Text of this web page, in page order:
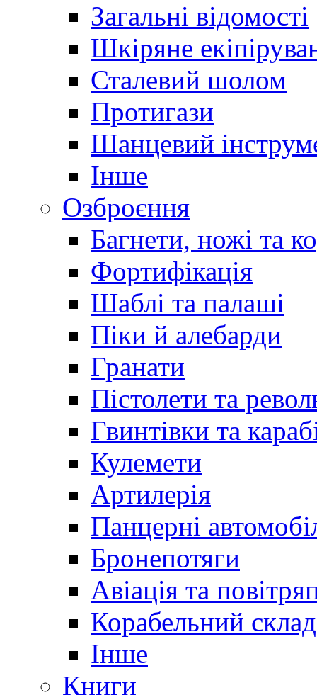
Загальні відомості
Шкіряне
Сталевий шолом
Протигази
Шанцевий
Інше
Озброєння
Багнети, ножі та
Фортифікація
Шаблі та палаші
Піки й алебарди
Гранати
Пістолети та
Гвинтівки та
Кулемети
Артилерія
Панцерні
Бронепотяги
Авіація та
Корабельний склад
Інше
Книги